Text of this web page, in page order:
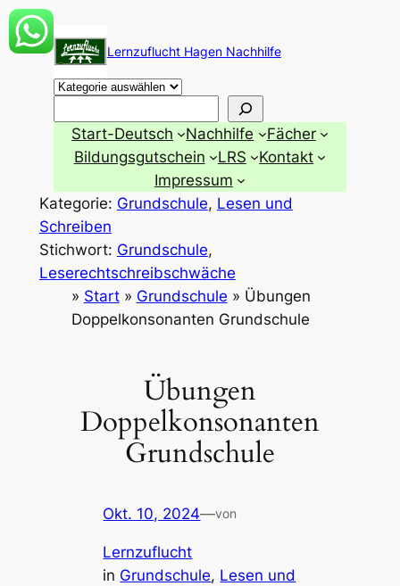
Zum
Inhalt
springen
Lernzuflucht Hagen Nachhilfe
Start-Deutsch Nachhilfe
Fächer
Bildungsgutschein
LRS
Kontakt
Impressum
Kategorie: Grundschule, Lesen und
Schreiben
Stichwort: Grundschule
Leserechtschreibschwäche
» Start» Grundschule » Übungen
Doppelkonsonanten Grundschule
Übungen
Doppelkonsonanten
Grundschule
Okt. 10, 2024—von
Lernzuflucht
in Grundschule, Lesen und